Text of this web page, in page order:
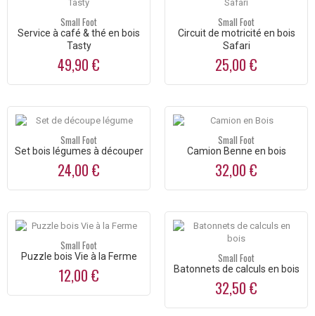
Small Foot
Service à café & thé en bois
Tasty
49,90 €
Small Foot
Circuit de motricité en bois
Safari
25,00 €
Small Foot
Set bois légumes à découper
24,00 €
Small Foot
Camion Benne en bois
32,00 €
Small Foot
Puzzle bois Vie à la Ferme
12,00 €
Small Foot
Batonnets de calculs en bois
32,50 €